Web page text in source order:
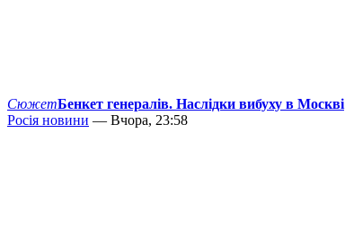
СюжетБенкет генералів. Наслідки вибуху в Москві
Росія новини — Вчора, 23:58